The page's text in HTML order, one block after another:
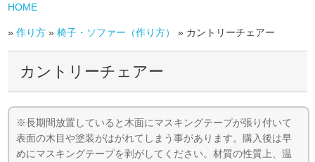
HOME
»作り方 »椅子・ソファー（作り方） » カントリーチェアー
カントリーチェアー
※長期間放置していると木面にマスキングテープが張り付いて
表面の木目や塗装がはがれてしまう事があります。購入後は早
めにマスキングテープを剥がしてください。材質の性質上、温